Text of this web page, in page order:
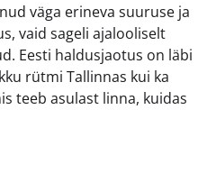
väga erineva suuruse ja
vaid sageli ajalooliselt
Eesti haldusjaotus on läbi
rütmi Tallinnas kui ka
teeb asulast linna, kuidas